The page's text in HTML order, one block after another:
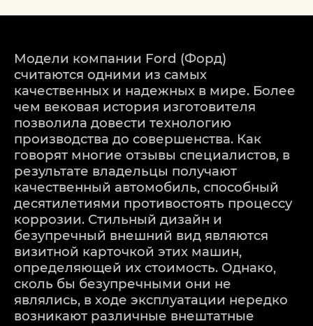
Модели компании Ford (Форд)
считаются одними из самых
качественных и надежных в мире. Более
чем вековая история изготовителя
позволила довести технологию
производства до совершенства. Как
говорят многие отзывы специалистов, в
результате владельцы получают
качественный автомобиль, способный
десятилетиями противостоять процессу
коррозии. Стильный дизайн и
безупречный внешний вид являются
визитной карточкой этих машин,
определяющей их стоимость. Однако,
сколь бы безупречными они не
являлись, в ходе эксплуатации нередко
возникают различные внештатные